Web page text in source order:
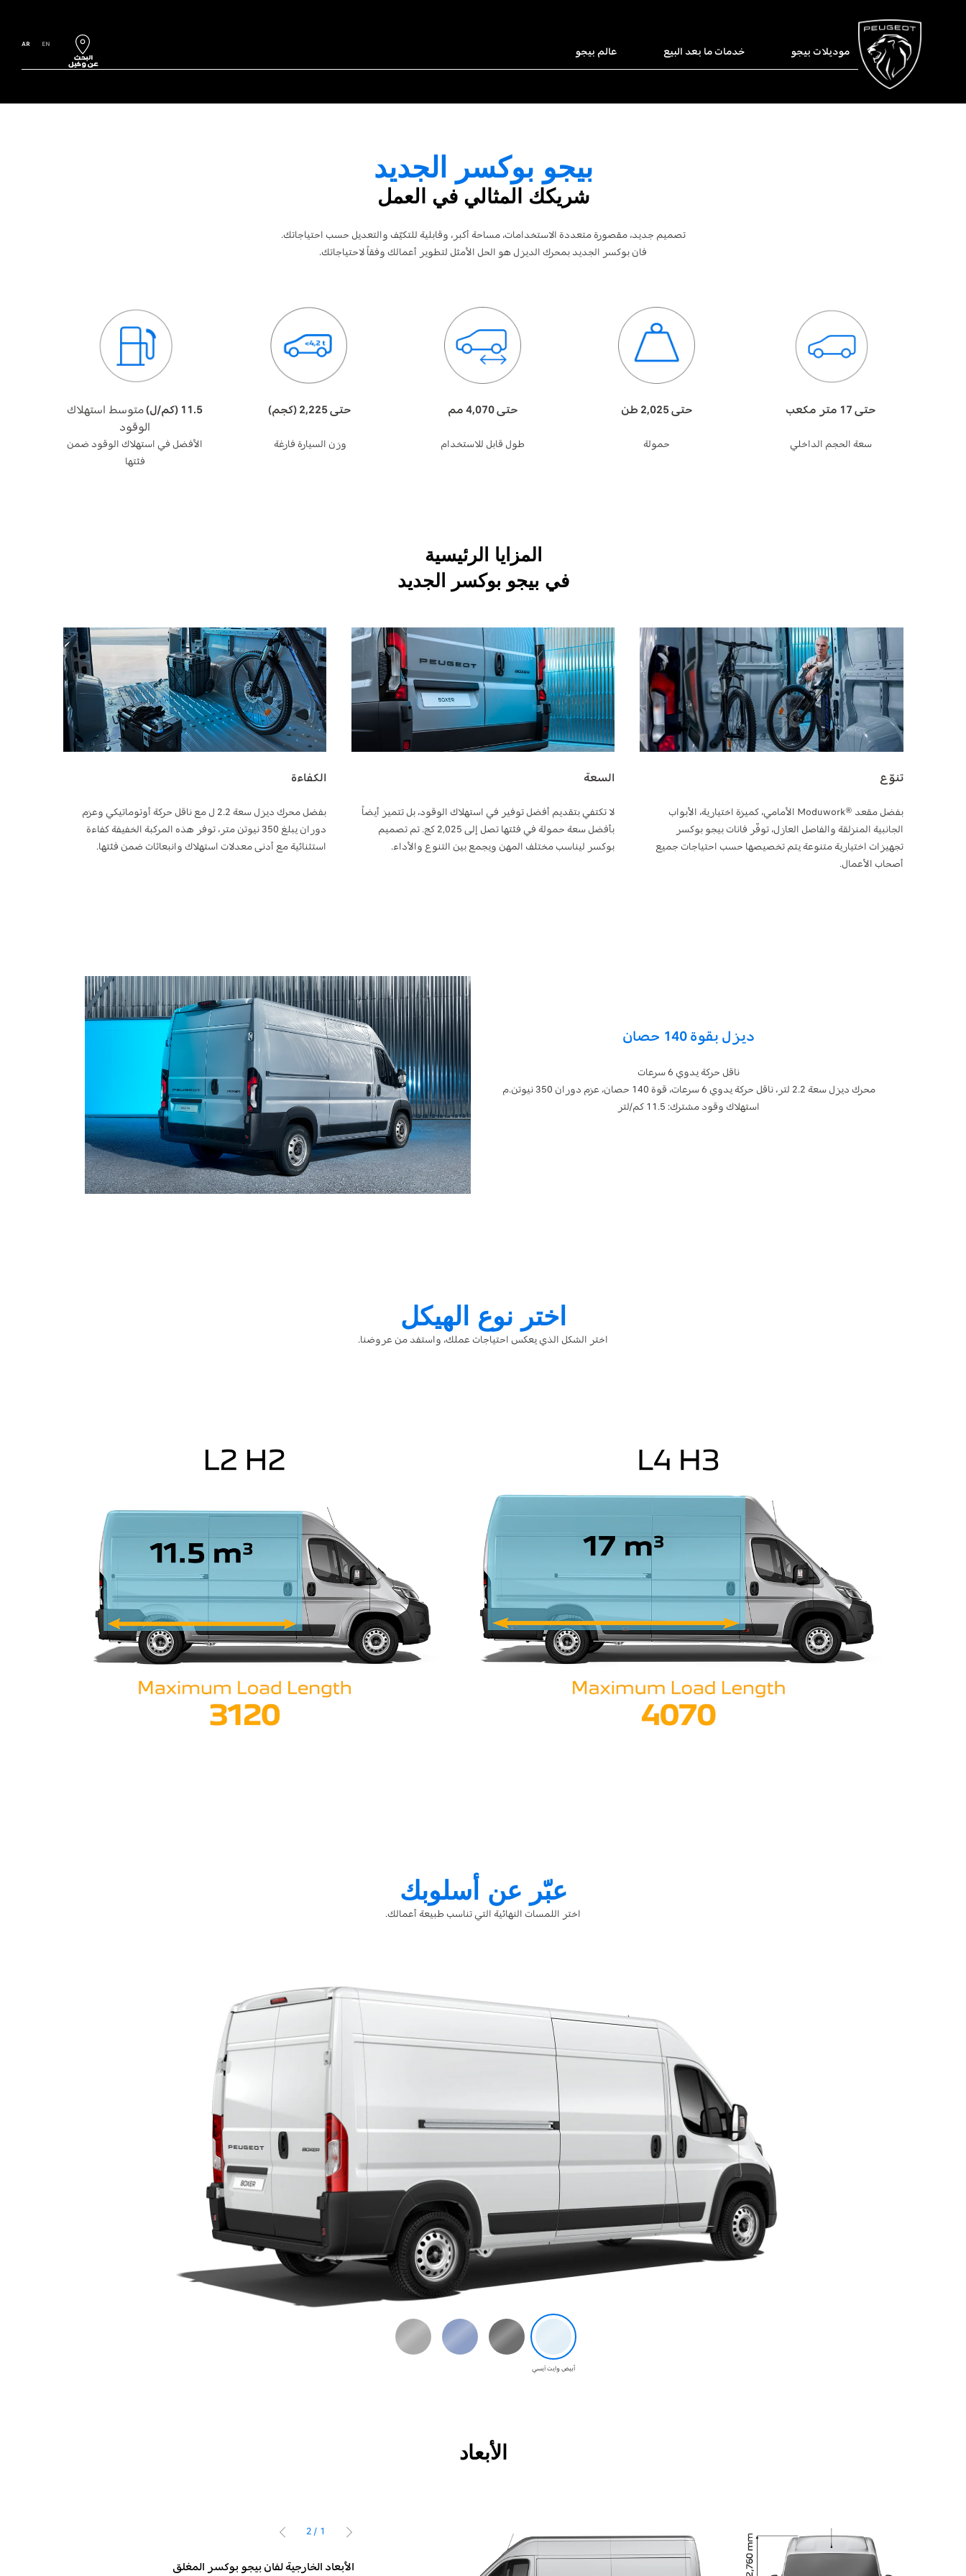
EN
AR
موديلات بيجو خدمات ما بعد البيع عالم بيجو
بيجو بوكسر الجديد
شريكك المثالي في العمل
تصميم جديد، مقصورة متعددة الاستخدامات، مساحة أكبر، وقابلية للتكيّف والتعديل حسب احتياجاتك.
فان بوكسر الجديد بمحرك الديزل هو الحل الأمثل لتطوير أعمالك وفقاً لاحتياجاتك.
حتى 17 متر مكعب
سعة الحجم الداخلي
حتى 2,025 طن
حمولة
حتى 4,070 مم
طول قابل للاستخدام
حتى 2,225 (كجم)
وزن السيارة فارغة
11.5 (كم/ل)
متوسط استهلاك
الوقود
الأفضل في استهلاك الوقود ضمن
فئتها
المزايا الرئيسية
في بيجو بوكسر الجديد
تنوّع
بفضل مقعد ®Moduwork الأمامي، كميزة اختيارية، الأبواب
الجانبية المنزلقة والفاصل العازل، توفّر فانات بيجو بوكسر
تجهيزات اختيارية متنوعة يتم تخصيصها حسب احتياجات جميع
أصحاب الأعمال.
السعة
لا تكتفي بتقديم أفضل توفير في استهلاك الوقود، بل تتميز أيضاً
بأفضل سعة حمولة في فئتها تصل إلى 2,025 كج. تم تصميم
بوكسر ليناسب مختلف المهن ويجمع بين التنوع والأداء.
الكفاءة
بفضل محرك ديزل سعة 2.2 ل مع ناقل حركة أوتوماتيكي وعزم
دوران يبلغ 350 نيوتن متر، توفر هذه المركبة الخفيفة كفاءة
استثنائية مع أدنى معدلات استهلاك وانبعاثات ضمن فئتها.
ديزل بقوة 140 حصان
ناقل حركة يدوي 6 سرعات
محرك ديزل سعة 2.2 لتر، ناقل حركة يدوي 6 سرعات، قوة 140 حصان، عزم دوران 350 نيوتن.م
استهلاك وقود مشترك: 11.5 كم/لتر
اختر نوع الهيكل
اختر الشكل الذي يعكس احتياجات عملك، واستفد من عروضنا.
عبّر عن أسلوبك
اختر اللمسات النهائية التي تناسب طبيعة أعمالك.
أبيض وايت آيسي
الأبعاد
الأبعاد الداخلية لفان بيجو بوكسر المغلق الأبعاد الخارجية لفان بيجو بوكسر المغلق
1
/
2